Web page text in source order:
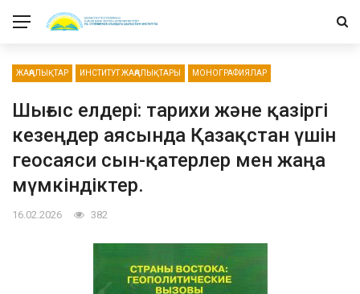
ЖАҢАЛЫҚТАР ИНСТИТУТ ЖАҢАЛЫҚТАРЫ МОНОГРАФИЯЛАР
Шығыс елдері: тарихи және қазіргі
кезеңдер аясында Қазақстан үшін
геосаяси сын-қатерлер мен жаңа
мүмкіндіктер.
16.02.2026 382